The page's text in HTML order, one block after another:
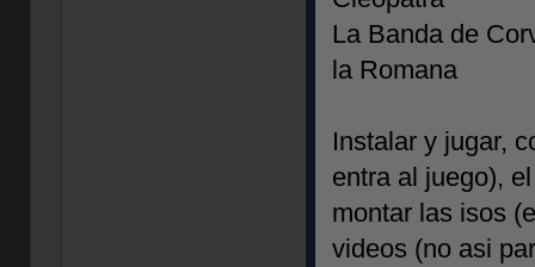
La Banda de
la Romana
Instalar y jugar,
entra al juego),
montar las isos
videos (no asi